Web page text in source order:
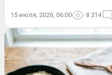
15 июля, 2026, 06:00 8 314